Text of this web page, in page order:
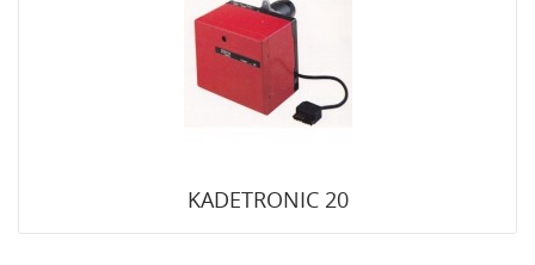
KADETRONIC 20